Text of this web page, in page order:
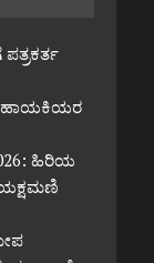
ಹಿರಿಯ
ಯಕ್ಷಮಣಿ